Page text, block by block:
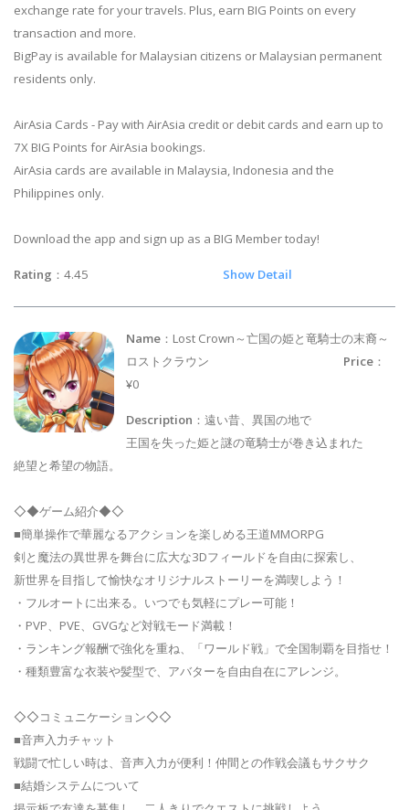
exchange rate for your travels. Plus, earn BIG Points on every
transaction and more.
BigPay is available for Malaysian citizens or Malaysian permanent
residents only.
AirAsia Cards - Pay with AirAsia credit or debit cards and earn up to
7X BIG Points for AirAsia bookings.
AirAsia cards are available in Malaysia, Indonesia and the
Philippines only.
Download the app and sign up as a BIG Member today!
Rating ：4.45 Show Detail
Name ：Lost Crown～亡国の姫と竜騎士の末裔～
ロストクラウン
Price ：
¥0
Description ：遠い昔、異国の地で
王国を失った姫と謎の竜騎士が巻き込まれた
絶望と希望の物語。
◇◆ゲーム紹介◆◇
■簡単操作で華麗なるアクションを楽しめる王道MMORPG
剣と魔法の異世界を舞台に広大な3Dフィールドを自由に探索し、
新世界を目指して愉快なオリジナルストーリーを満喫しよう！
・フルオートに出来る。いつでも気軽にプレー可能！
・PVP、PVE、GVGなど対戦モード満載！
・ランキング報酬で強化を重ね、「ワールド戦」で全国制覇を目指せ！
・種類豊富な衣装や髪型で、アバターを自由自在にアレンジ。
◇◇コミュニケーション◇◇
■音声入力チャット
戦闘で忙しい時は、音声入力が便利！仲間との作戦会議もサクサク
■結婚システムについて